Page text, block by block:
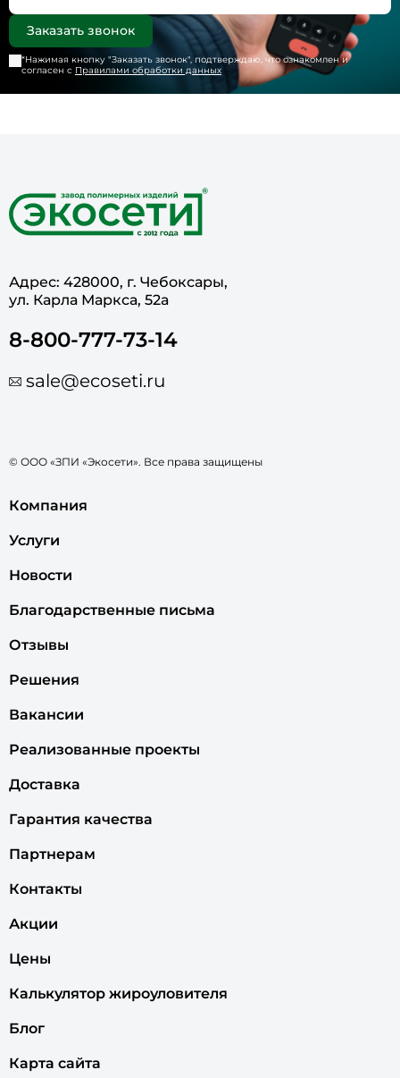
*Нажимая кнопку "Заказать звонок", подтверждаю, что ознакомлен и
согласен с Правилами обработки данных
Адрес: 428000, г. Чебоксары,
ул. Карла Маркса, 52а
8-800-777-73-14
sale@ecoseti.ru
© ООО «ЗПИ «Экосети». Все права защищены
Компания
Услуги
Новости
Благодарственные письма
Отзывы
Решения
Вакансии
Реализованные проекты
Доставка
Гарантия качества
Партнерам
Контакты
Акции
Цены
Калькулятор жироуловителя
Блог
Карта сайта